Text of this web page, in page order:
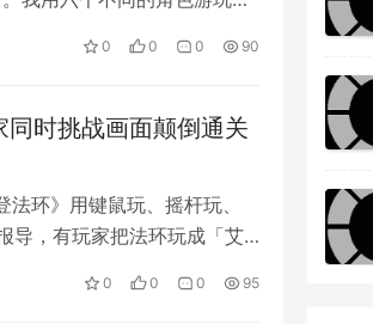
情况下根本没有办法走太
0 0 0 90
同时挑战画面颠倒通关
环》用键鼠玩、摇杆玩、
导，有玩家把法环玩成「艾
0 0 0 95